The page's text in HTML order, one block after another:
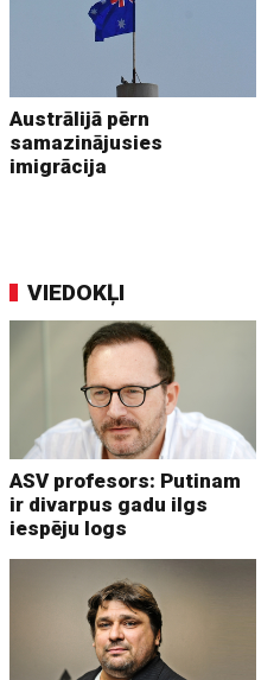
Austrālijā pērn
samazinājusies
imigrācija
VIEDOKĻI
ASV profesors: Putinam
ir divarpus gadu ilgs
iespēju logs